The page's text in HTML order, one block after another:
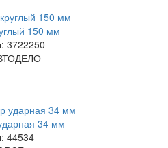
150 мм
3722250
34 мм
44534